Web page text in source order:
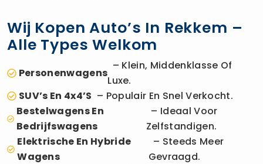
Wij Kopen Auto’s In Rekkem –
Alle Types Welkom
Personenwagens
– Klein, Middenklasse Of
Luxe.
SUV’s En 4x4’s – Populair En Snel Verkocht.
Bestelwagens En
Bedrijfswagens
– Ideaal Voor
Zelfstandigen.
Elektrische En Hybride
Wagens
– Steeds Meer
Gevraagd.